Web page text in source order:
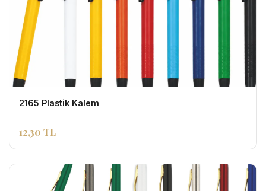
2165 Plastik Kalem
12,30 TL